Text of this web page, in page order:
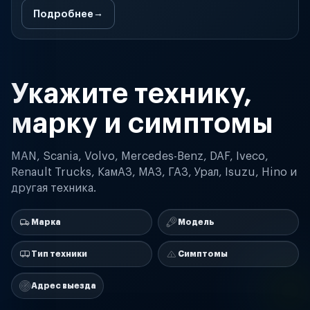
Подробнее
Укажите технику,
марку и симптомы
MAN, Scania, Volvo, Mercedes-Benz, DAF, Iveco,
Renault Trucks, КамАЗ, МАЗ, ГАЗ, Урал, Isuzu, Hino и
другая техника.
Марка Модель
Тип техники Симптомы
Адрес выезда